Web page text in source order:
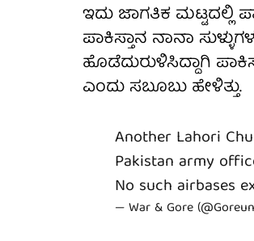
ಇದು ಜಾಗತಿಕ ಮಟ್ಟದಲ್ಲಿ
ಪಾಕಿಸ್ತಾನ ನಾನಾ
ಹೊಡೆದುರುಳಿಸಿದ್ದಾಗಿ
ಎಂದು ಸಬೂಬು ಹೇಳಿತ್ತು.
Another Lahori
Pakistan army
No such airbases
— War & Gore